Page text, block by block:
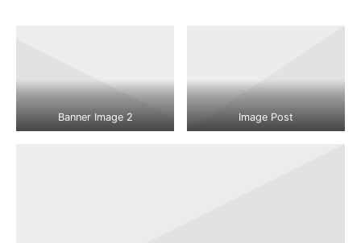
Banner Image 2 Image Post